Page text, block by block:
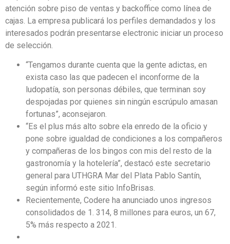
atención sobre piso de ventas y backoffice como línea de
cajas. La empresa publicará los perfiles demandados y los
interesados podrán presentarse electronic iniciar un proceso
de selección.
“Tengamos durante cuenta que la gente adictas, en
exista caso las que padecen el inconforme de la
ludopatía, son personas débiles, que terminan soy
despojadas por quienes sin ningún escrúpulo amasan
fortunas”, aconsejaron.
“Es el plus más alto sobre ela enredo de la oficio y
pone sobre igualdad de condiciones a los compañeros
y compañeras de los bingos con mis del resto de la
gastronomía y la hotelería”, destacó este secretario
general para UTHGRA Mar del Plata Pablo Santín,
según informó este sitio InfoBrisas.
Recientemente, Codere ha anunciado unos ingresos
consolidados de 1. 314, 8 millones para euros, un 67,
5% más respecto a 2021.